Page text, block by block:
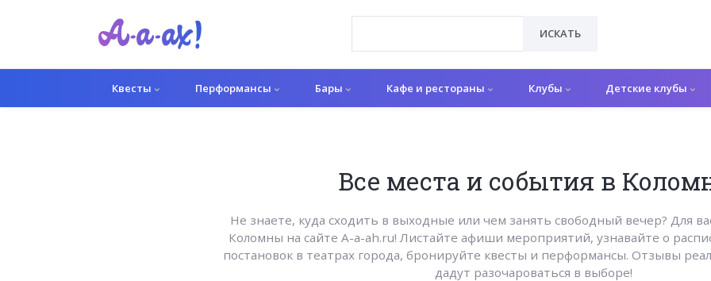
ИСКАТЬ
Квесты Перформансы Бары Кафе и рестораны Клубы Детские клубы
Все места и события в
Не знаете, куда сходить в выходные или чем занять свободный вечер? Для
Коломны на сайте A-a-ah.ru! Листайте афиши мероприятий, узнавайте о
постановок в театрах города, бронируйте квесты и перформансы. Отзывы
дадут разочароваться в выборе!